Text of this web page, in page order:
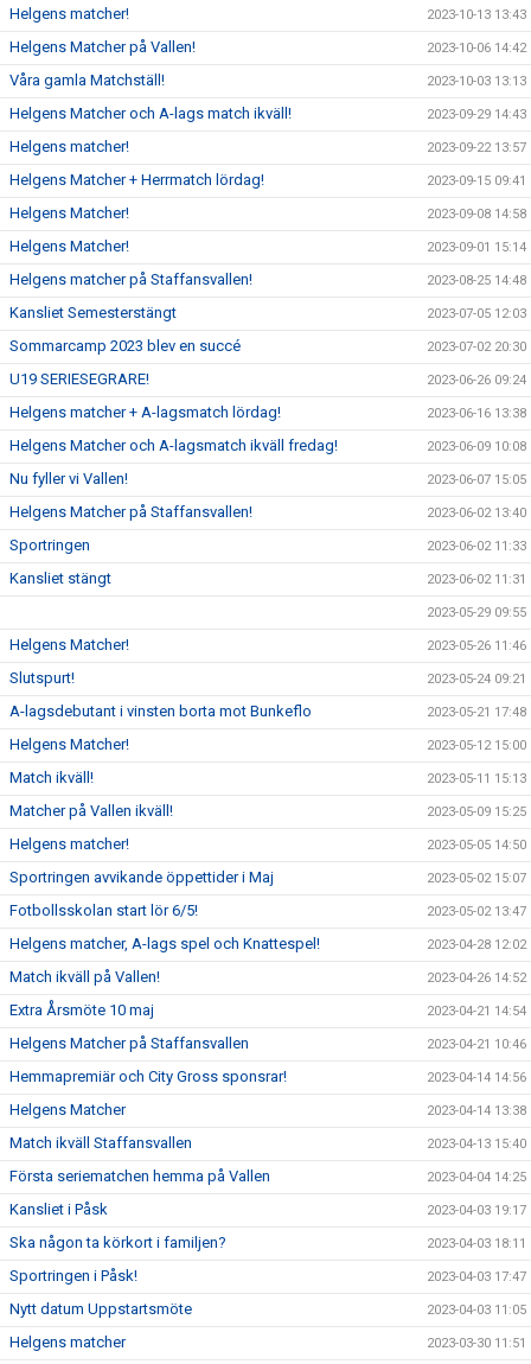
Helgens matcher! 2023-10-13 13:43
Helgens Matcher på Vallen! 2023-10-06 14:42
Våra gamla Matchställ! 2023-10-03 13:13
Helgens Matcher och A-lags match ikväll! 2023-09-29 14:43
Helgens matcher! 2023-09-22 13:57
Helgens Matcher + Herrmatch lördag! 2023-09-15 09:41
Helgens Matcher! 2023-09-08 14:58
Helgens Matcher! 2023-09-01 15:14
Helgens matcher på Staffansvallen! 2023-08-25 14:48
Kansliet Semesterstängt 2023-07-05 12:03
Sommarcamp 2023 blev en succé 2023-07-02 20:30
U19 SERIESEGRARE! 2023-06-26 09:24
Helgens matcher + A-lagsmatch lördag! 2023-06-16 13:38
Helgens Matcher och A-lagsmatch ikväll fredag! 2023-06-09 10:08
Nu fyller vi Vallen! 2023-06-07 15:05
Helgens Matcher på Staffansvallen! 2023-06-02 13:40
Sportringen 2023-06-02 11:33
Kansliet stängt 2023-06-02 11:31
2023-05-29 09:55
Helgens Matcher! 2023-05-26 11:46
Slutspurt! 2023-05-24 09:21
A-lagsdebutant i vinsten borta mot Bunkeflo 2023-05-21 17:48
Helgens Matcher! 2023-05-12 15:00
Match ikväll! 2023-05-11 15:13
Matcher på Vallen ikväll! 2023-05-09 15:25
Helgens matcher! 2023-05-05 14:50
Sportringen avvikande öppettider i Maj 2023-05-02 15:07
Fotbollsskolan start lör 6/5! 2023-05-02 13:47
Helgens matcher, A-lags spel och Knattespel! 2023-04-28 12:02
Match ikväll på Vallen! 2023-04-26 14:52
Extra Årsmöte 10 maj 2023-04-21 14:54
Helgens Matcher på Staffansvallen 2023-04-21 10:46
Hemmapremiär och City Gross sponsrar! 2023-04-14 14:56
Helgens Matcher 2023-04-14 13:38
Match ikväll Staffansvallen 2023-04-13 15:40
Första seriematchen hemma på Vallen 2023-04-04 14:25
Kansliet i Påsk 2023-04-03 19:17
Ska någon ta körkort i familjen? 2023-04-03 18:11
Sportringen i Påsk! 2023-04-03 17:47
Nytt datum Uppstartsmöte 2023-04-03 11:05
Helgens matcher 2023-03-30 11:51